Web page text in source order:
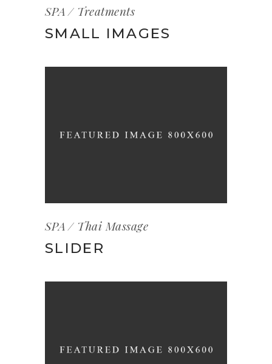
SPA Treatments
SMALL IMAGES
SPA Thai Massage
SLIDER